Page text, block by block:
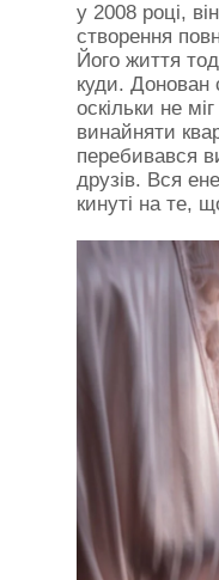
у 2008 році,
створення
Його життя
куди. Донован
оскільки не
винайняти
перебивався
друзів. Вся
кинуті на те,